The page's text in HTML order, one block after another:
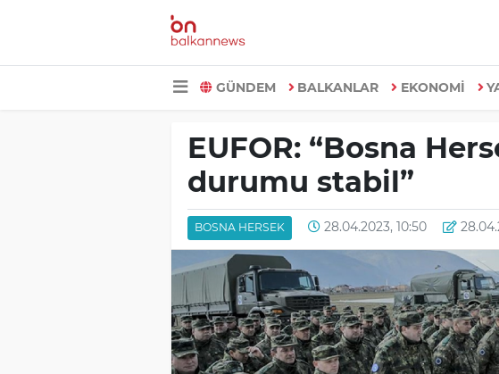
GÜNDEM BALKANLAR EKONOMİ
EUFOR: “Bosna
durumu stabil”
BOSNA HERSEK 28.04.2023, 10:50